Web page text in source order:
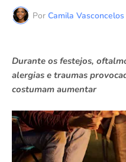
Por Camila Vasconcelos
Durante os festejos,
alergias e traumas
costumam aumentar